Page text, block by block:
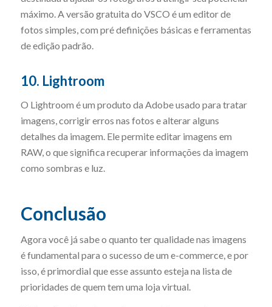
máximo. A versão gratuita do VSCO é um editor de
fotos simples, com pré definições básicas e ferramentas
de edição padrão.
10. Lightroom
O Lightroom é um produto da Adobe usado para tratar
imagens, corrigir erros nas fotos e alterar alguns
detalhes da imagem. Ele permite editar imagens em
RAW, o que significa recuperar informações da imagem
como sombras e luz.
Conclusão
Agora você já sabe o quanto ter qualidade nas imagens
é fundamental para o sucesso de um e-commerce, e por
isso, é primordial que esse assunto esteja na lista de
prioridades de quem tem uma loja virtual.